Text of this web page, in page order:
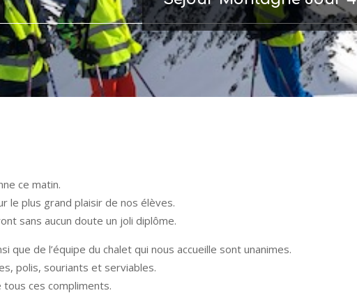
ce matin.
le plus grand plaisir de nos élèves.
sans aucun doute un joli diplôme.
que de l’équipe du chalet qui nous accueille sont unanimes.
polis, souriants et serviables.
ces compliments.